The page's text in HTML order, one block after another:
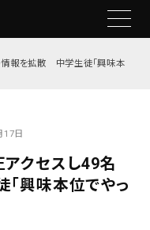
情報を拡散 中学生徒「興味本
17日
クセスし49名
興味本位でやっ